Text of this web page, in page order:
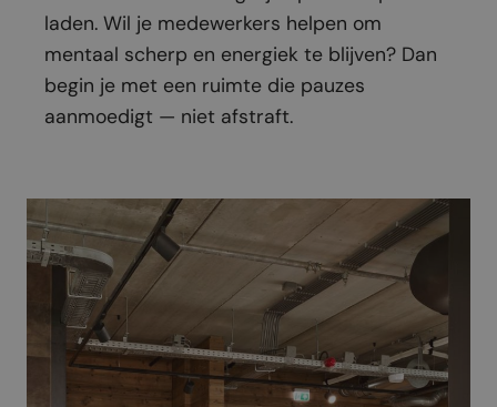
laden. Wil je medewerkers helpen om
mentaal scherp en energiek te blijven? Dan
begin je met een ruimte die pauzes
aanmoedigt — niet afstraft.